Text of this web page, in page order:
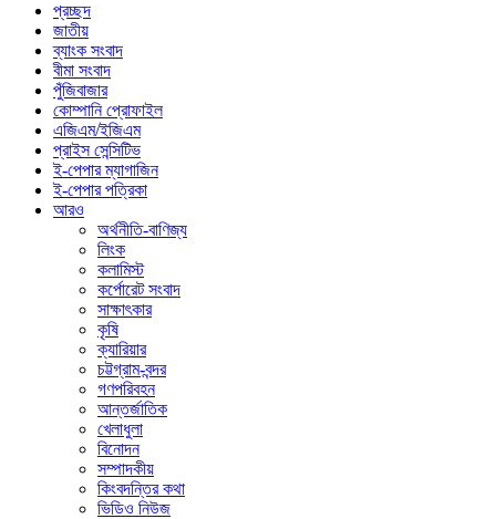
প্রচ্ছদ
জাতীয়
ব্যাংক সংবাদ
বীমা সংবাদ
পুঁজিবাজার
কোম্পানি প্রোফাইল
এজিএম/ইজিএম
প্রাইস সেন্সিটিভ
ই-পেপার ম্যাগাজিন
ই-পেপার পত্রিকা
আরও
অর্থনীতি-বাণিজ্য
লিংক
কলামিস্ট
কর্পোরেট সংবাদ
সাক্ষাৎকার
কৃষি
ক্যারিয়ার
চট্টগ্রাম-বন্দর
গণপরিবহন
আন্তর্জাতিক
খেলাধুলা
বিনোদন
সম্পাদকীয়
কিংবদন্তির কথা
ভিডিও নিউজ